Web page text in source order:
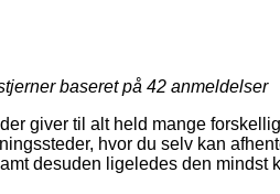
baseret på 42 anmeldelser
giver til alt held mange
hvor du selv kan
desuden ligeledes den